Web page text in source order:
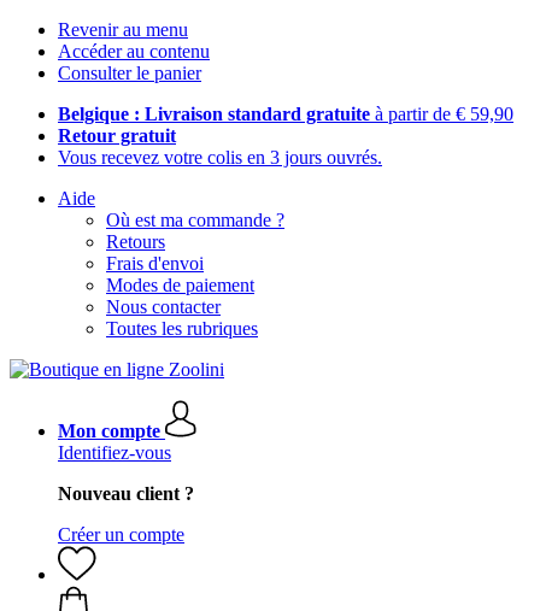
Revenir au menu
Accéder au contenu
Consulter le panier
Belgique : Livraison standard gratuite à partir de € 59,90
Retour gratuit
Vous recevez votre colis en 3 jours ouvrés.
Aide
Où est ma commande ?
Retours
Frais d'envoi
Modes de paiement
Nous contacter
Toutes les rubriques
Mon compte
Identifiez-vous
Nouveau client ?
Créer un compte